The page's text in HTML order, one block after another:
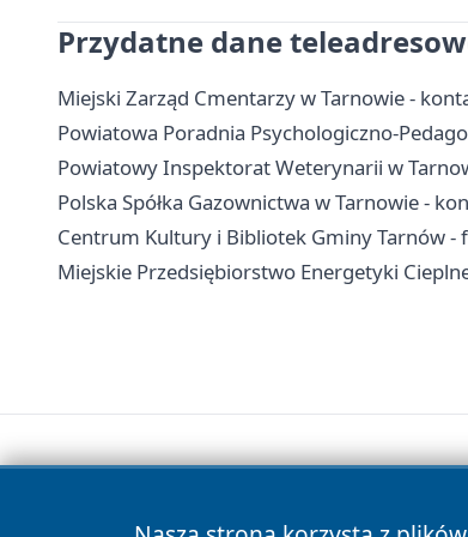
Przydatne dane
Miejski Zarząd Cmentarzy w Tarnowie -
Powiatowa Poradnia Psychologiczno-
Powiatowy Inspektorat Weterynarii w
Polska Spółka Gazownictwa w Tarnowie -
Centrum Kultury i Bibliotek Gminy Tarnów -
Miejskie Przedsiębiorstwo Energetyki